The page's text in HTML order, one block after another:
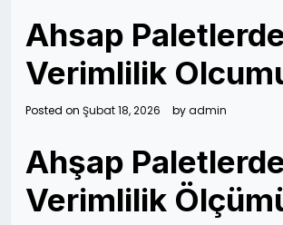
Ahsap
Verimlilik
Posted on Şubat 18, 2026 byadmin
Ahşap
Verimlilik